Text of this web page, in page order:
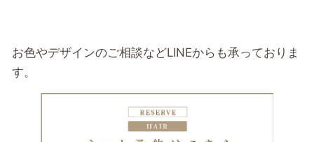
お色やデザインのご相談などLINEからも承っておりま
す。